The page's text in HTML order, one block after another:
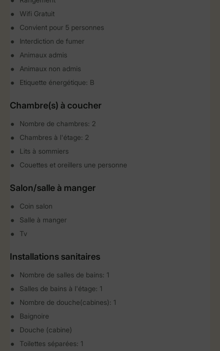
Wifi Gratuit
Convient pour 5 personnes
Interdiction de fumer
Animaux admis
Animaux non admis
Etiquette énergétique: B
Chambre(s) à coucher
Nombre de chambres: 2
Chambres à l'étage: 2
Lits à sommiers
Couettes et oreillers une personne
Salon/salle à manger
Coin salon
Salle à manger
Tv
Installations sanitaires
Nombre de salles de bains: 1
Salles de bains à l'étage: 1
Nombre de douche(cabines): 1
Baignoire
Douche (cabine)
Toilettes séparées: 1